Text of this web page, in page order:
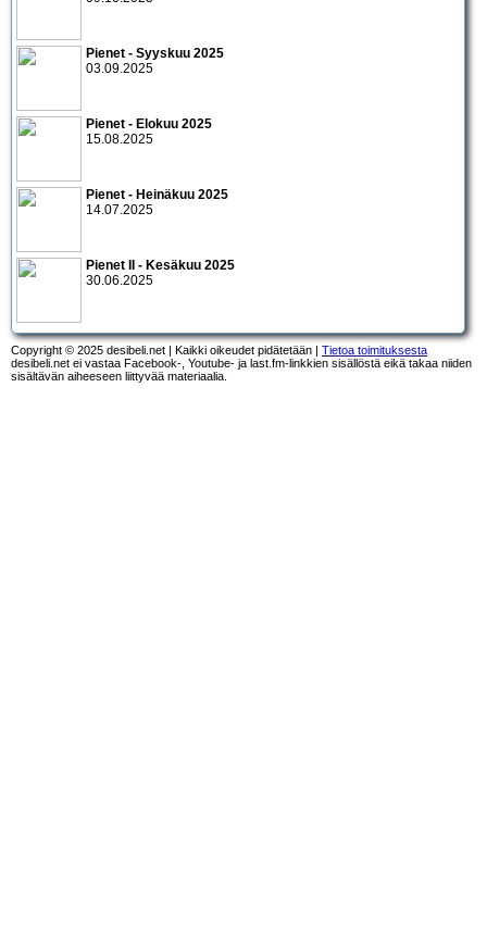
Pienet - Syyskuu 2025
03.09.2025
Pienet - Elokuu 2025
15.08.2025
Pienet - Heinäkuu 2025
14.07.2025
Pienet II - Kesäkuu 2025
30.06.2025
Copyright © 2025 desibeli.net | Kaikki oikeudet pidätetään | Tietoa toimituksesta
desibeli.net ei vastaa Facebook-, Youtube- ja last.fm-linkkien sisällöstä eikä takaa niiden
sisältävän aiheeseen liittyvää materiaalia.